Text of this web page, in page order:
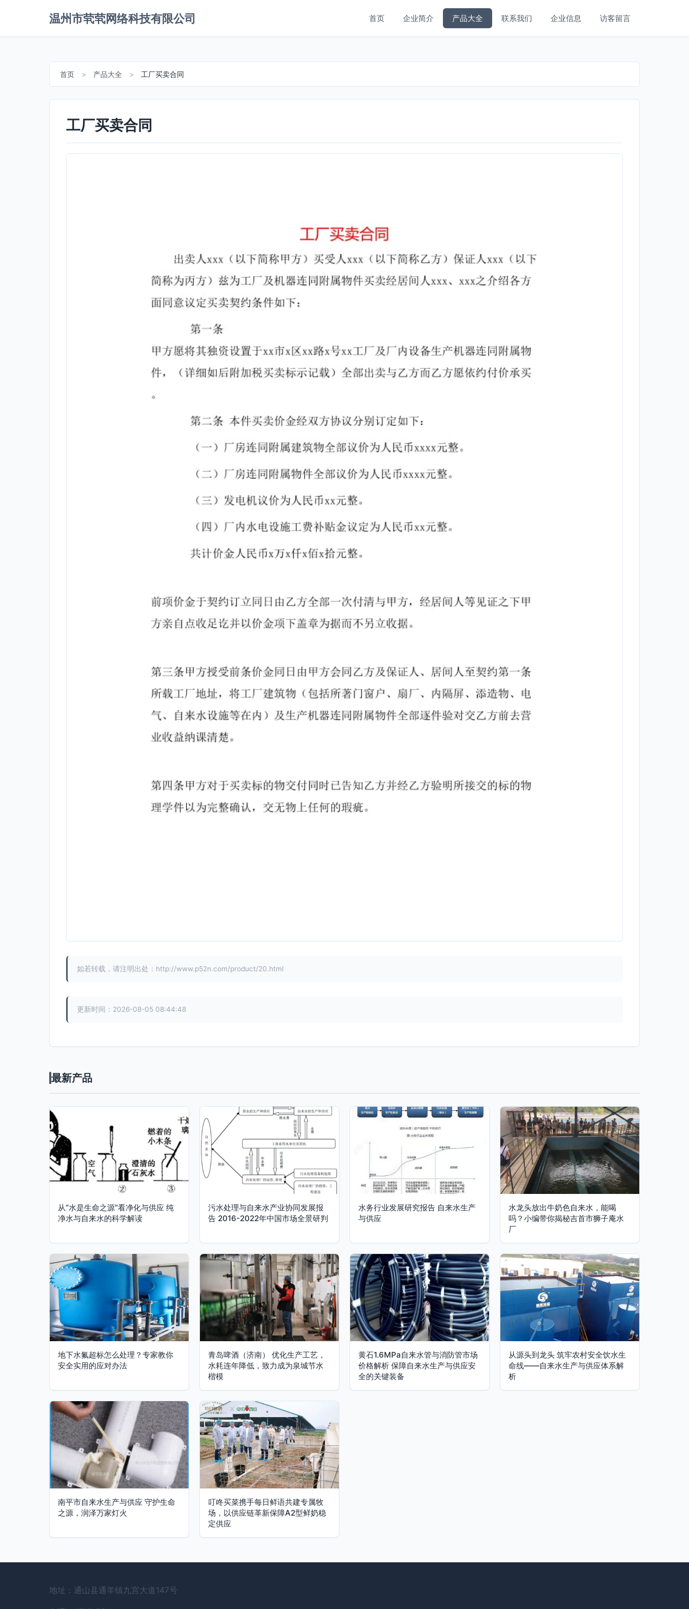
温州市茕茕网络科技有限公司 首页 企业简介 产品大全 联系我们 企业信息 访客留言
首页 > 产品大全 > 工厂买卖合同
工厂买卖合同
如若转载，请注明出处：http://www.p52n.com/product/20.html
更新时间：2026-08-05 08:44:48
最新产品
从“水是生命之源”看净化与供应 纯
净水与自来水的科学解读
污水处理与自来水产业协同发展报
告 2016-2022年中国市场全景研判
水务行业发展研究报告 自来水生产
与供应
水龙头放出牛奶色自来水，能喝
吗？小编带你揭秘吉首市狮子庵水
厂
地下水氟超标怎么处理？专家教你
安全实用的应对办法
青岛啤酒（济南） 优化生产工艺，
水耗连年降低，致力成为泉城节水
楷模
黄石1.6MPa自来水管与消防管市场
价格解析 保障自来水生产与供应安
全的关键装备
从源头到龙头 筑牢农村安全饮水生
命线——自来水生产与供应体系解
析
南平市自来水生产与供应 守护生命
之源，润泽万家灯火
叮咚买菜携手每日鲜语共建专属牧
场，以供应链革新保障A2型鲜奶稳
定供应
地址：通山县通羊镇九宫大道147号